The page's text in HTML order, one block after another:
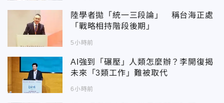
陸學者拋「統一三段論」 稱台海正處
「戰略相持階段後期」
5小時前
AI強到「碾壓」人類怎麼辦？李開復揭
未來「3類工作」難被取代
6小時前